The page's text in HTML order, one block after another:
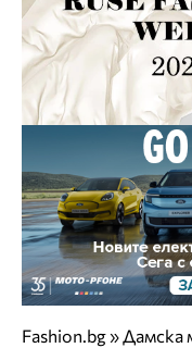
Fashion.bg»Дамска